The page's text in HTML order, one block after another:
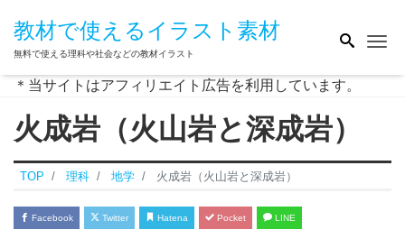
教材で使えるイラスト素材
無料で使える理科や社会などの教材イラスト
＊当サイトはアフィリエイト広告を利用しています。
火成岩（火山岩と深成岩）
TOP 理科 地学 火成岩（火山岩と深成岩）
Facebook Twitter Hatena Pocket LINE